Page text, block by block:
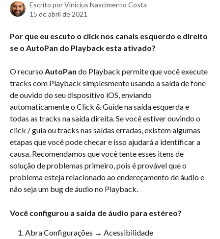
Escrito porVinicius Nascimento Costa
15 de abril de 2021
Por que eu escuto o click nos canais esquerdo e direito
se o AutoPan do Playback esta ativado?
O recurso AutoPan do Playback permite que você execute
tracks com Playback simplesmente usando a saída de fone
de ouvido do seu dispositivo iOS, enviando
automaticamente o Click & Guide na saída esquerda e
todas as tracks na saída direita. Se você estiver ouvindo o
click / guia ou tracks nas saídas erradas, existem algumas
etapas que você pode checar e isso ajudará a identificar a
causa. Recomendamos que você tente esses itens de
solução de problemas primeiro, pois é provável que o
problema esteja relacionado ao endereçamento de áudio e
não seja um bug de áudio no Playback.
Você configurou a saída de áudio para estéreo?
Abra Configurações → Acessibilidade